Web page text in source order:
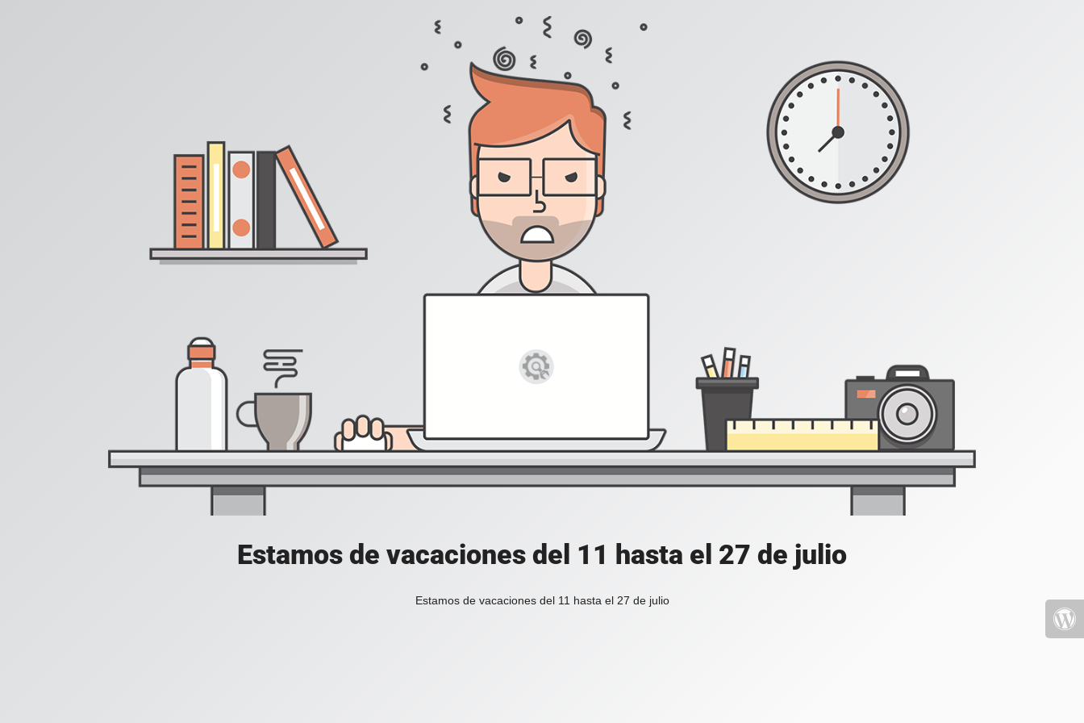
Estamos de vacaciones del 11 hasta el 27 de julio
Estamos de vacaciones del 11 hasta el 27 de julio